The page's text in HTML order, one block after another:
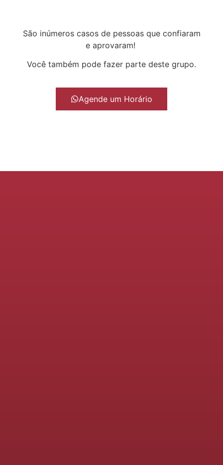
São inúmeros casos de pessoas que confiaram
e aprovaram!
Você também pode fazer parte deste grupo.
Agende um Horário